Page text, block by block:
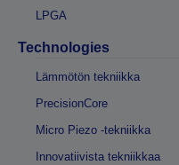
LPGA
Technologies
Lämmötön tekniikka
PrecisionCore
Micro Piezo -tekniikka
Innovatiivista tekniikkaa